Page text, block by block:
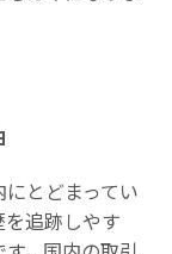
とどまってい
追跡しやす